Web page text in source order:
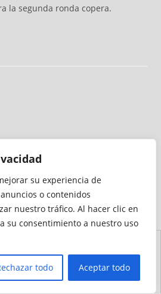
su experiencia de
o contenidos
nuestro tráfico. Al hacer clic en
su consentimiento a nuestro uso
todo Aceptar todo
la segunda ronda copera.
por
Sitio
Cookies
Privacidad